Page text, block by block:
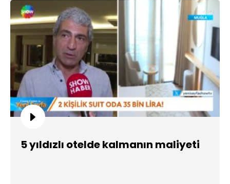
5 yıldızlı otelde kalmanın maliyeti